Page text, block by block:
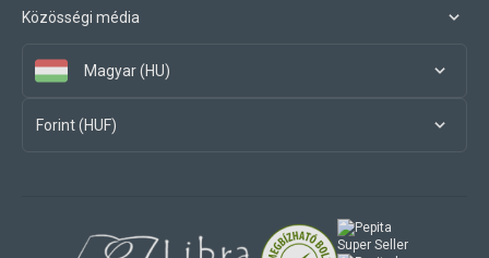
Közösségi média
Magyar (HU)
Forint (HUF)